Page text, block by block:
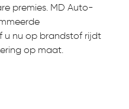
premies. MD Auto-
u nu op brandstof rijdt
op maat.